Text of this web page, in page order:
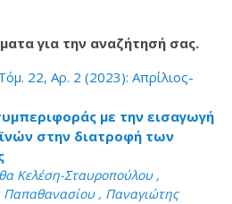
για την αναζήτησή σας.
22, Αρ. 2 (2023): Απρίλιος-
με την εισαγωγή
στην διατροφή των
Κελέση-Σταυροπούλου ,
, Παναγιώτης